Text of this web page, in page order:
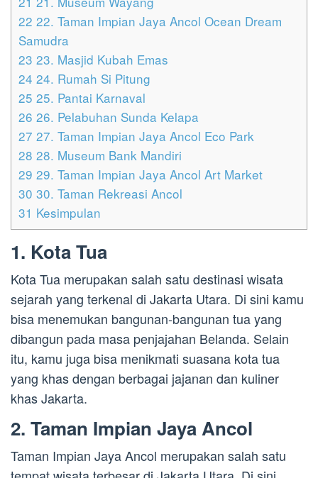
22 22. Taman Impian Jaya Ancol Ocean Dream
Samudra
23 23. Masjid Kubah Emas
24 24. Rumah Si Pitung
25 25. Pantai Karnaval
26 26. Pelabuhan Sunda Kelapa
27 27. Taman Impian Jaya Ancol Eco Park
28 28. Museum Bank Mandiri
29 29. Taman Impian Jaya Ancol Art Market
30 30. Taman Rekreasi Ancol
31 Kesimpulan
1. Kota Tua
Kota Tua merupakan salah satu destinasi wisata
sejarah yang terkenal di Jakarta Utara. Di sini kamu
bisa menemukan bangunan-bangunan tua yang
dibangun pada masa penjajahan Belanda. Selain
itu, kamu juga bisa menikmati suasana kota tua
yang khas dengan berbagai jajanan dan kuliner
khas Jakarta.
2. Taman Impian Jaya Ancol
Taman Impian Jaya Ancol merupakan salah satu